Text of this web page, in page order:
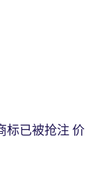
标已被抢注 价